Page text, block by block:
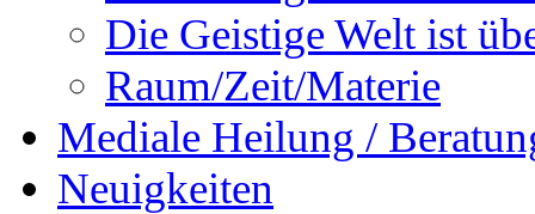
Die Geistige Welt ist
Raum/Zeit/Materie
Mediale Heilung /
Neuigkeiten